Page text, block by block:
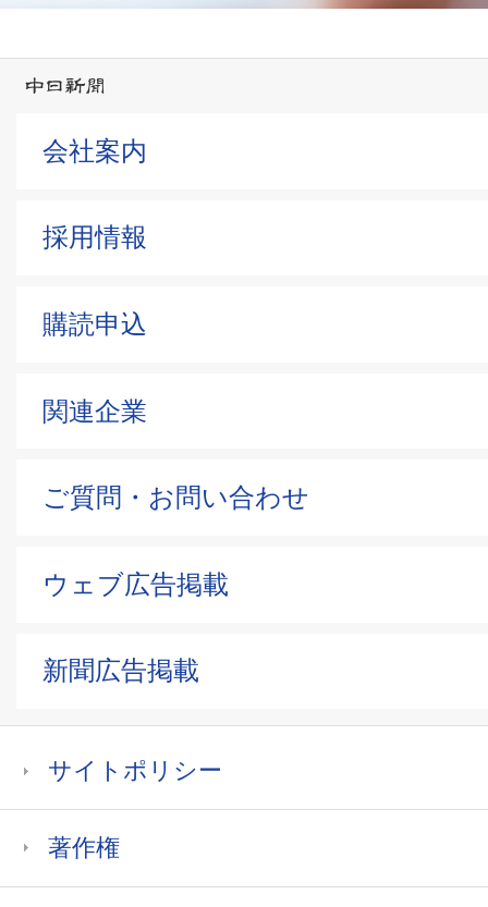
会社案内
採用情報
購読申込
関連企業
ご質問・お問い合わせ
ウェブ広告掲載
新聞広告掲載
サイトポリシー
著作権